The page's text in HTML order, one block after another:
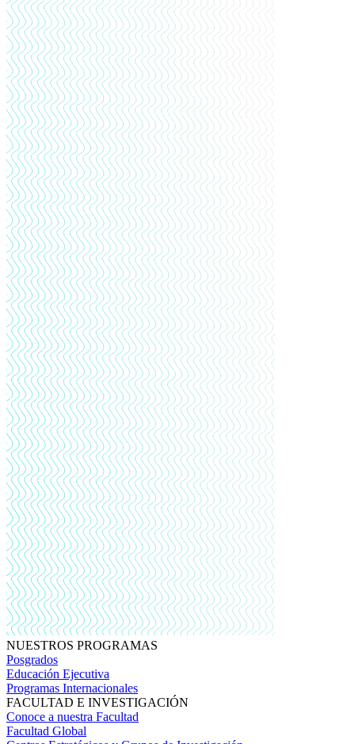
NUESTROS PROGRAMAS
Posgrados
Educación Ejecutiva
Programas Internacionales
FACULTAD E INVESTIGACIÓN
Conoce a nuestra Facultad
Facultad Global